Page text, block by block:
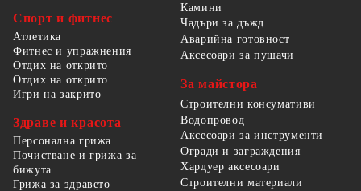
Спорт и фитнес
Атлетика
Фитнес и упражнения
Отдих на открито
Отдих на открито
Игри на закрито
Здраве и красота
Персонална грижа
Почистване и грижа за
бижута
Грижа за здравето
Камини
Чадъри за дъжд
Аварийна готовност
Аксесоари за пушачи
За майстора
Строителни консумативи
Водопровод
Аксесоари за инструменти
Огради и заграждения
Хардуер аксесоари
Строителни материали